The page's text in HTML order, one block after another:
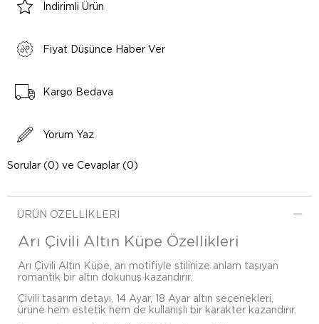
İndirimli Ürün
Fiyat Düşünce Haber Ver
Kargo Bedava
Yorum Yaz
Sorular (0) ve Cevaplar (0)
ÜRÜN ÖZELLIKLERI
Arı Çivili Altın Küpe Özellikleri
Arı Çivili Altın Küpe, arı motifiyle stilinize anlam taşıyan
romantik bir altın dokunuş kazandırır.
Çivili tasarım detayı, 14 Ayar, 18 Ayar altın seçenekleri,
ürüne hem estetik hem de kullanışlı bir karakter kazandırır.